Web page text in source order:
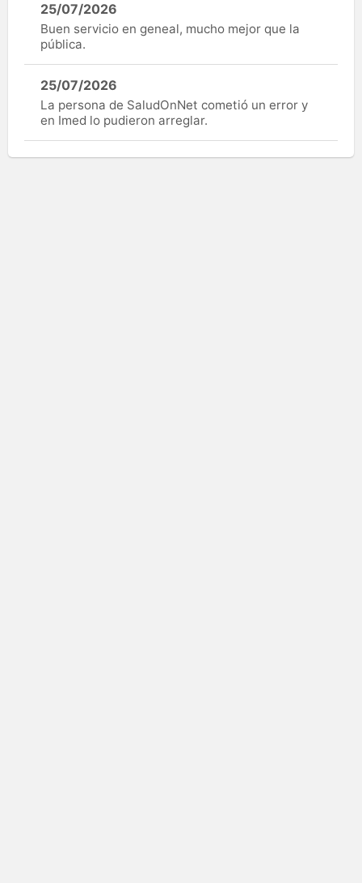
25/07/2026
Buen servicio en geneal, mucho mejor que la
pública.
25/07/2026
La persona de SaludOnNet cometió un error y
en Imed lo pudieron arreglar.